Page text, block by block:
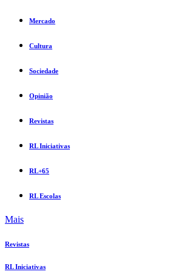
Mercado
Cultura
Sociedade
Opinião
Revistas
RL Iniciativas
RL+65
RL Escolas
Mais
Revistas
RL Iniciativas